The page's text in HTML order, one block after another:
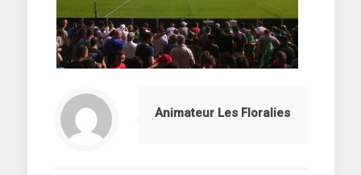
Animateur Les Floralies